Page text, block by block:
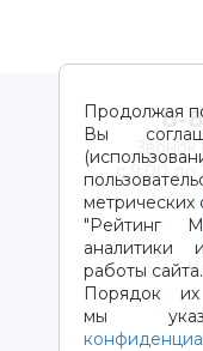
Продолжая
Вы
"Рейтинг
аналитики
работы сайта.
Порядок их
мы
8-
с 9:00 до